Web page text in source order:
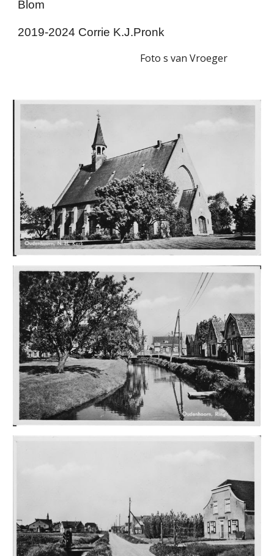
Blom
2019-2024 Corrie K.J.Pronk
Foto s van Vroeger